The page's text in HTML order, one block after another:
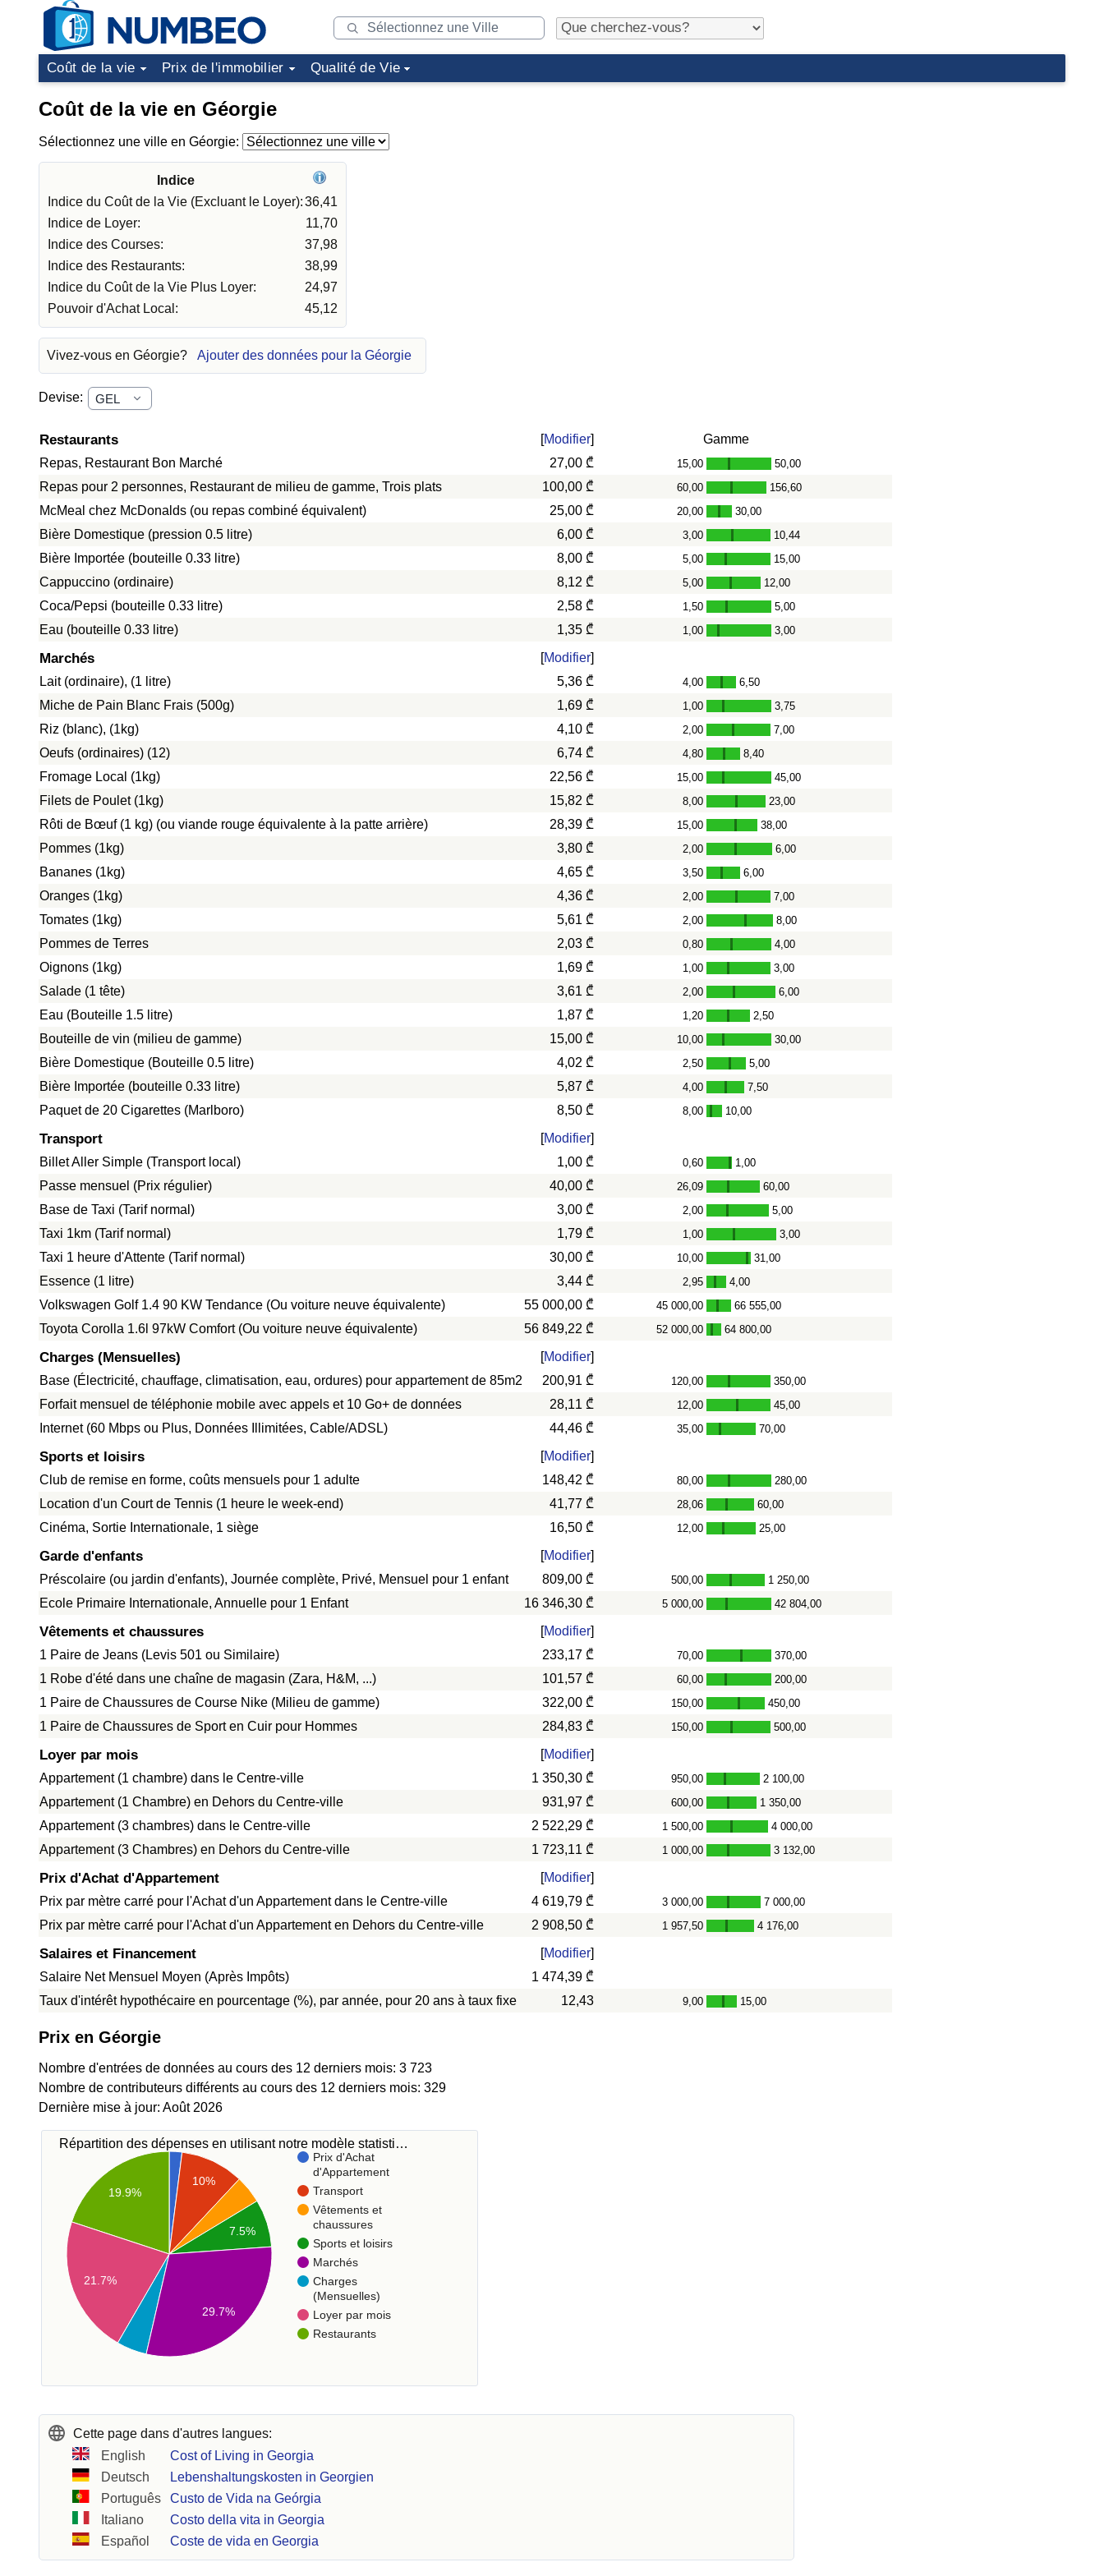
Coût de la vie Prix de l'immobilier Qualité de Vie
Coût de la vie en Géorgie
Sélectionnez une ville en Géorgie:
Indice
Indice du Coût de la Vie (Excluant le Loyer):36,41
Indice de Loyer:
11,70
Indice des Courses:
37,98
Indice des Restaurants:
38,99
Indice du Coût de la Vie Plus Loyer:
24,97
Pouvoir d'Achat Local:
45,12
Vivez-vous en Géorgie? Ajouter des données pour la Géorgie
Devise:
Restaurants [Modifier]
Gamme
Repas, Restaurant Bon Marché
27,00 ₾ 15,00 - 50,00
Repas pour 2 personnes, Restaurant de milieu de gamme, Trois plats 100,00 ₾ 60,00 - 156,60
McMeal chez McDonalds (ou repas combiné équivalent) 25,00 ₾ 20,00 - 30,00
Bière Domestique (pression 0.5 litre) 6,00 ₾ 3,00 - 10,44
Bière Importée (bouteille 0.33 litre) 8,00 ₾ 5,00 - 15,00
Cappuccino (ordinaire) 8,12 ₾ 5,00 - 12,00
Coca/Pepsi (bouteille 0.33 litre) 2,58 ₾ 1,50 - 5,00
Eau (bouteille 0.33 litre) 1,35 ₾ 1,00 - 3,00
Marchés [Modifier]
Lait (ordinaire), (1 litre)
5,36 ₾ 4,00 - 6,50
Miche de Pain Blanc Frais (500g) 1,69 ₾ 1,00 - 3,75
Riz (blanc), (1kg) 4,10 ₾ 2,00 - 7,00
Oeufs (ordinaires) (12) 6,74 ₾ 4,80 - 8,40
Fromage Local (1kg) 22,56 ₾ 15,00 - 45,00
Filets de Poulet (1kg) 15,82 ₾ 8,00 - 23,00
Rôti de Bœuf (1 kg) (ou viande rouge équivalente à la patte arrière) 28,39 ₾ 15,00 - 38,00
Pommes (1kg) 3,80 ₾ 2,00 - 6,00
Bananes (1kg) 4,65 ₾ 3,50 - 6,00
Oranges (1kg) 4,36 ₾ 2,00 - 7,00
Tomates (1kg) 5,61 ₾ 2,00 - 8,00
Pommes de Terres 2,03 ₾ 0,80 - 4,00
Oignons (1kg) 1,69 ₾ 1,00 - 3,00
Salade (1 tête) 3,61 ₾ 2,00 - 6,00
Eau (Bouteille 1.5 litre) 1,87 ₾ 1,20 - 2,50
Bouteille de vin (milieu de gamme) 15,00 ₾ 10,00 - 30,00
Bière Domestique (Bouteille 0.5 litre) 4,02 ₾ 2,50 - 5,00
Bière Importée (bouteille 0.33 litre) 5,87 ₾ 4,00 - 7,50
Paquet de 20 Cigarettes (Marlboro) 8,50 ₾ 8,00 - 10,00
Transport [Modifier]
Billet Aller Simple (Transport local)
1,00 ₾ 0,60 - 1,00
Passe mensuel (Prix régulier) 40,00 ₾ 26,09 - 60,00
Base de Taxi (Tarif normal) 3,00 ₾ 2,00 - 5,00
Taxi 1km (Tarif normal) 1,79 ₾ 1,00 - 3,00
Taxi 1 heure d'Attente (Tarif normal) 30,00 ₾ 10,00 - 31,00
Essence (1 litre) 3,44 ₾ 2,95 - 4,00
Volkswagen Golf 1.4 90 KW Tendance (Ou voiture neuve équivalente) 55 000,00 ₾ 45 000,00 - 66 555,00
Toyota Corolla 1.6l 97kW Comfort (Ou voiture neuve équivalente) 56 849,22 ₾ 52 000,00 - 64 800,00
Charges (Mensuelles) [Modifier]
Base (Électricité, chauffage, climatisation, eau, ordures) pour appartement de 85m2
200,91 ₾ 120,00 - 350,00
Forfait mensuel de téléphonie mobile avec appels et 10 Go+ de données 28,11 ₾ 12,00 - 45,00
Internet (60 Mbps ou Plus, Données Illimitées, Cable/ADSL) 44,46 ₾ 35,00 - 70,00
Sports et loisirs [Modifier]
Club de remise en forme, coûts mensuels pour 1 adulte
148,42 ₾ 80,00 - 280,00
Location d'un Court de Tennis (1 heure le week-end) 41,77 ₾ 28,06 - 60,00
Cinéma, Sortie Internationale, 1 siège 16,50 ₾ 12,00 - 25,00
Garde d'enfants [Modifier]
Préscolaire (ou jardin d'enfants), Journée complète, Privé, Mensuel pour 1 enfant
809,00 ₾ 500,00 - 1 250,00
Ecole Primaire Internationale, Annuelle pour 1 Enfant 16 346,30 ₾ 5 000,00 - 42 804,00
Vêtements et chaussures [Modifier]
1 Paire de Jeans (Levis 501 ou Similaire)
233,17 ₾ 70,00 - 370,00
1 Robe d'été dans une chaîne de magasin (Zara, H&M, ...) 101,57 ₾ 60,00 - 200,00
1 Paire de Chaussures de Course Nike (Milieu de gamme) 322,00 ₾ 150,00 - 450,00
1 Paire de Chaussures de Sport en Cuir pour Hommes 284,83 ₾ 150,00 - 500,00
Loyer par mois [Modifier]
Appartement (1 chambre) dans le Centre-ville
1 350,30 ₾ 950,00 - 2 100,00
Appartement (1 Chambre) en Dehors du Centre-ville 931,97 ₾ 600,00 - 1 350,00
Appartement (3 chambres) dans le Centre-ville 2 522,29 ₾ 1 500,00 - 4 000,00
Appartement (3 Chambres) en Dehors du Centre-ville 1 723,11 ₾ 1 000,00 - 3 132,00
Prix d'Achat d'Appartement [Modifier]
Prix par mètre carré pour l'Achat d'un Appartement dans le Centre-ville
4 619,79 ₾ 3 000,00 - 7 000,00
Prix par mètre carré pour l'Achat d'un Appartement en Dehors du Centre-ville 2 908,50 ₾ 1 957,50 - 4 176,00
Salaires et Financement [Modifier]
Salaire Net Mensuel Moyen (Après Impôts)
1 474,39 ₾
Taux d'intérêt hypothécaire en pourcentage (%), par année, pour 20 ans à taux fixe
12,43 9,00 - 15,00
Prix en Géorgie
Nombre d'entrées de données au cours des 12 derniers mois: 3 723
Nombre de contributeurs différents au cours des 12 derniers mois: 329
Dernière mise à jour: Août 2026
Répartition des dépenses en utilisant notre modèle statisti…
Prix d'Achat
d'Appartement
Transport
Vêtements et
chaussures
Sports et loisirs
Marchés
Charges
(Mensuelles)
Loyer par mois
Restaurants
10%
7.5%
19.9%
21.7%
29.7%
Cette page dans d'autres langues:
English
Cost of Living in Georgia
Deutsch
Lebenshaltungskosten in Georgien
Português
Custo de Vida na Geórgia
Italiano
Costo della vita in Georgia
Español
Coste de vida en Georgia